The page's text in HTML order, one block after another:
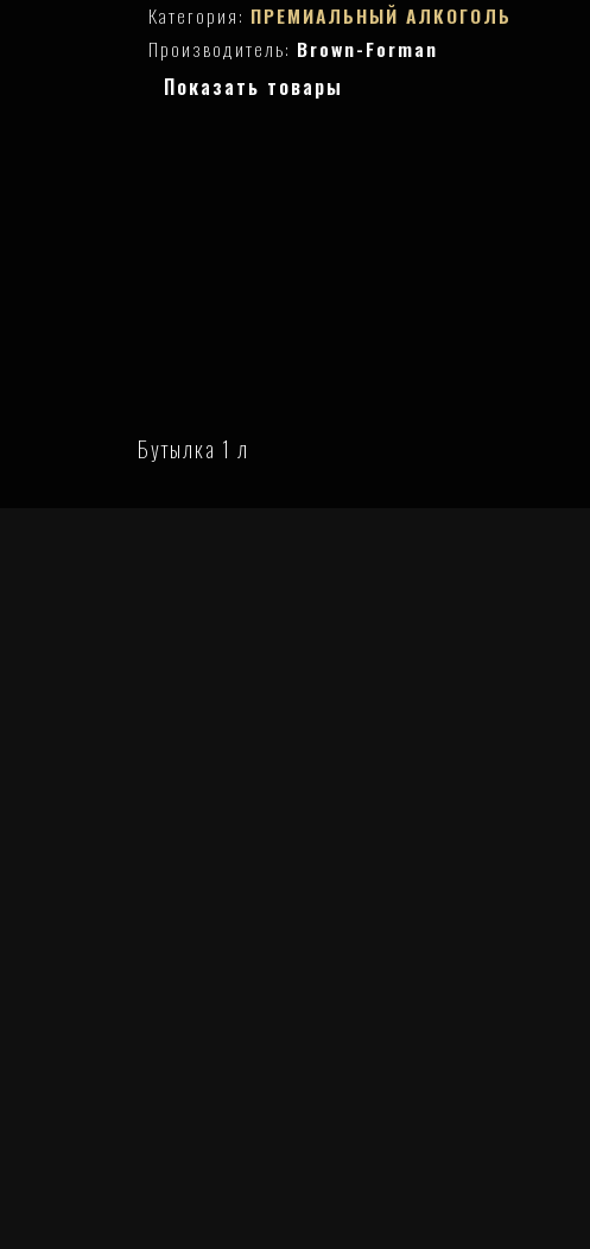
Категория: ПРЕМИАЛЬНЫЙ АЛКОГОЛЬ
Производитель: Brown-Forman
Показать товары
Бутылка 1 л